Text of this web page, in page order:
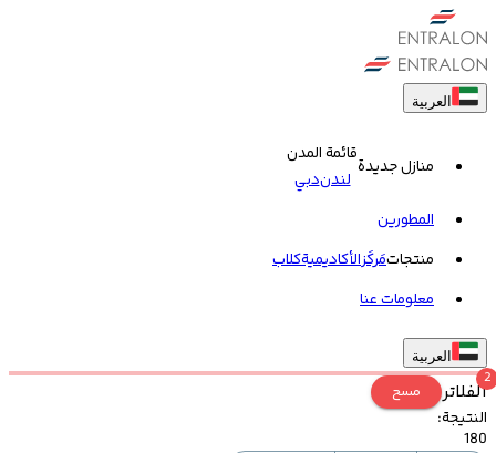
العربية
منازل جديدة
قائمة المدن
لندندبي
المطورين
منتجاتمَركَزالأكاديميةکلاب
معلومات عنا
العربية
الفلاتر
2
مسح
النتيجة:
180